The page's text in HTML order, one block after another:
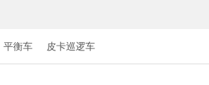
平衡车 皮卡巡逻车